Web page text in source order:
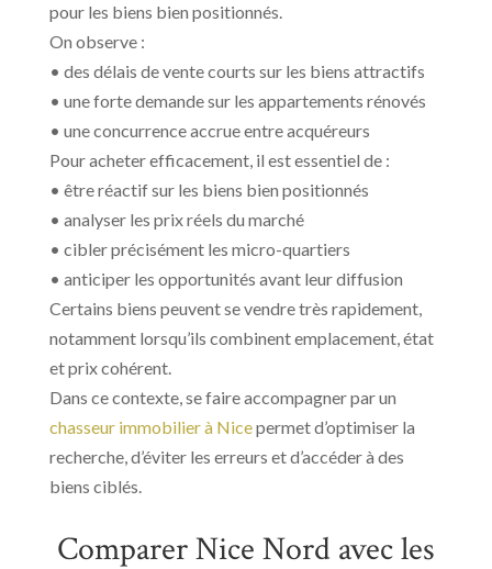
pour les biens bien positionnés.
On observe :
• des délais de vente courts sur les biens attractifs
• une forte demande sur les appartements rénovés
• une concurrence accrue entre acquéreurs
Pour acheter efficacement, il est essentiel de :
• être réactif sur les biens bien positionnés
• analyser les prix réels du marché
• cibler précisément les micro-quartiers
• anticiper les opportunités avant leur diffusion
Certains biens peuvent se vendre très rapidement,
notamment lorsqu’ils combinent emplacement, état
et prix cohérent.
Dans ce contexte, se faire accompagner par un
chasseur immobilier à Nicepermet d’optimiser la
recherche, d’éviter les erreurs et d’accéder à des
biens ciblés.
Comparer Nice Nord avec les